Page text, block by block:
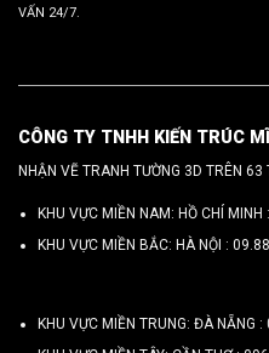
VẤN 24/7.
CÔNG TY TNHH KIẾN TRÚC
NHẬN VẼ TRANH TƯỜNG 3D TRÊN 63
KHU VỰC MIỀN NAM: HỒ CHÍ MINH :
KHU VỰC MIỀN BẮC: HÀ NỘI :
KHU VỰC MIỀN TRUNG: ĐÀ NẴNG :